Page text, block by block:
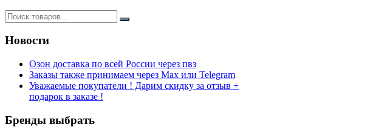
Новости
Озон доставка по всей России через пвз
Заказы также принимаем через Max или Telegram
Уважаемые покупатели ! Дарим скидку за отзыв +
подарок в заказе !
Бренды выбрать